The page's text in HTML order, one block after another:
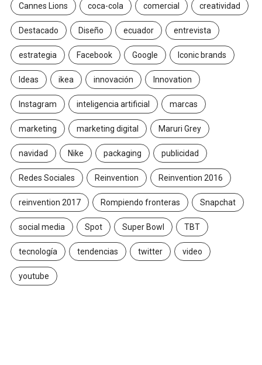
Cannes Lions coca-cola comercial creatividad
Destacado Diseño ecuador entrevista
estrategia Facebook Google Iconic brands
Ideas ikea innovación Innovation
Instagram inteligencia artificial marcas
marketing marketing digital Maruri Grey
navidad Nike packaging publicidad
Redes Sociales Reinvention Reinvention 2016
reinvention 2017 Rompiendo fronteras Snapchat
social media Spot Super Bowl TBT
tecnología tendencias twitter video
youtube